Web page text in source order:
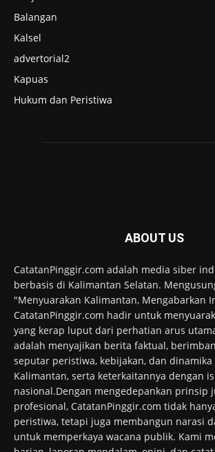
Balangan
Kalsel
advertorial2
Kapuas
Hukum dan Peristiwa
ABOUT US
CatatanPinggir.com adalah media siber
berbasis di Kalimantan Selatan.
"Menyuarakan Kalimantan, Mengabarkan
CatatanPinggir.com hadir untuk
yang kerap luput dari perhatian arus
adalah menyajikan berita faktual,
seputar peristiwa, kebijakan, dan dinamika
Kalimantan, serta keterkaitannya dengan
nasional.Dengan mengedepankan prinsip
profesional, CatatanPinggir.com tidak
peristiwa, tetapi juga membangun narasi
untuk memperkaya wacana publik. Kami